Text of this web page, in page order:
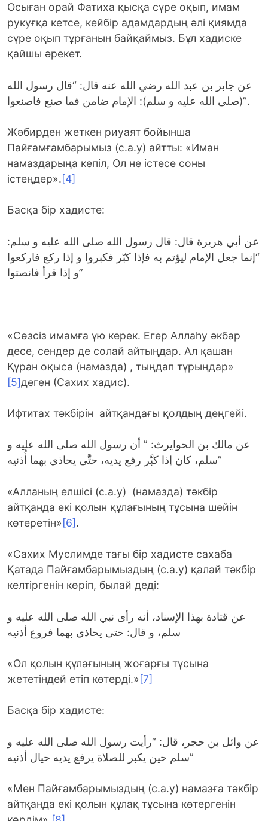
Осыған орай Фатиха қысқа сүре оқып, имам
рукуғқа кетсе, кейбір адамдардың әлі қиямда
сүре оқып тұрғанын байқаймыз. Бұл хадиске
қайшы әрекет.
عن جابر بن عبد الله رضي الله عنه قال: “قال رسول الله
(صلى الله عليه و سلم): الإمام ضامن فما صنع فاصنعوا”.
Жәбирден жеткен риуаят бойынша
Пайғамғамбарымыз (с.а.у) айтты: «Иман
намаздарыңа кепіл, Ол не істесе соны
істеңдер».[4]
Басқа бір хадисте:
عن أبي هريرة قال: قال رسول الله صلى الله عليه و سلم:
“إنما جعل الإمام ليؤتم به فإذا كبّر فكبروا و إذا ركع فاركعوا
و إذا قرأ فانصتوا”
«Сөзсіз имамға ұю керек. Егер Аллаһу әкбар
десе, сендер де солай айтыңдар. Ал қашан
Құран оқыса (намазда) , тыңдап тұрыңдар»
[5]деген (Сахих хадис).
Ифтитах тәкбірін айтқандағы қолдың деңгейі.
عن مالك بن الحوايرث: ” أن رسول الله صلى الله عليه و
سلم، كان إذا كبَّر رفع يديه، حتَّى يحاذي بهما أُذنيه”
«Алланың елшісі (с.а.у) (намазда) тәкбір
айтқанда екі қолын құлағының тұсына шейін
көтеретін»[6].
«Сахих Муслимде тағы бір хадисте сахаба
Қатада Пайғамбарымыздың (с.а.у) қалай тәкбір
келтіргенін көріп, былай деді:
عن قتادة بهذا الإسناد، أنه رأى نبي الله صلى الله عليه و
سلم، و قال: حتى يحاذي بهما فروع أذنيه
«Ол қолын құлағының жоғарғы тұсына
жететіндей етіп көтерді.» [7]
Басқа бір хадисте:
عن وائل بن حجر، قال: “رأيت رسول الله صلى الله عليه و
سلم حين يكبر للصلاة يرفع يديه حيال أذنيه”
«Мен Пайғамбарымыздың (с.а.у) намазға тәкбір
айтқанда екі қолын құлақ тұсына көтергенін